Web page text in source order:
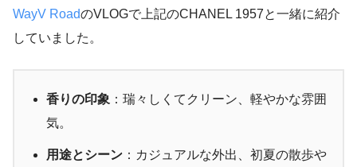
WayV RoadのVLOGで上記のCHANEL 1957と一緒に紹介
していました。
香りの印象 ：瑞々しくてクリーン、軽やかな雰囲
気。
用途とシーン ：カジュアルな外出、初夏の散歩や